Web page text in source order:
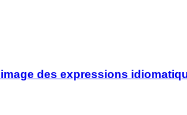
des expressions